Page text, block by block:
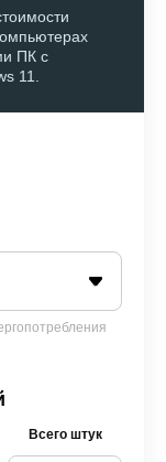
ПК с
11.
Всего штук